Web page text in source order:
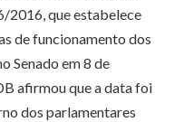
2016, que estabelece
de funcionamento dos
Senado em 8 de
afirmou que a data foi
dos parlamentares